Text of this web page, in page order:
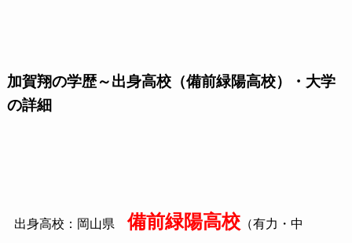
加賀翔の学歴～出身高校（備前緑陽高校）・大学
の詳細
出身高校：岡山県備前緑陽高校（有力・中